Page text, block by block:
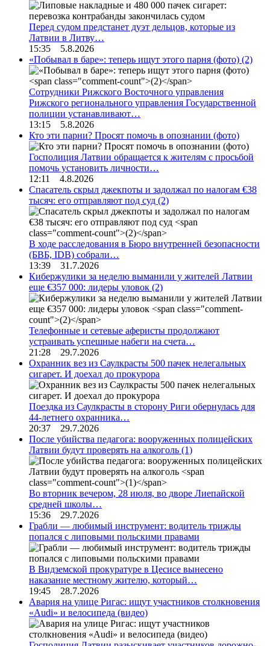
Перед судом предстанет дуэт дельцов, которые из
Латвии в Литву…
15:35 5.8.2026
«Побывал в баре»: теперь ищут этого парня (фото) (2)
Сотрудники Рижского Восточного управления
Рижского регионального управления Государственной
полиции устанавливают…
13:15 5.8.2026
Кто эти парни? Просят помочь в опознании (фото)
Госполиция Латвии обращается к жителям с просьбой
помочь установить личности…
12:11 4.8.2026
Спасатель скрыл джекпоты и задолжал по налогам €38
тысяч: его отправляют под суд (2)
В ходе расследования в Бюро внутренней безопасности
(БВБ, IDB) собрали…
13:39 31.7.2026
Кибержулики за неделю выманили у жителей Латвии
еще €357 000: лидеры уловок (2)
Телефонные и сетевые аферисты продолжают
устраивать успешные набеги на счета…
21:28 29.7.2026
Охранник вез из Саулкрасты 500 пачек нелегальных
сигарет. И доехал до прокурора
Поездка из Саулкрасты в сторону Риги обернулась для
44-летнего охранника…
20:37 29.7.2026
После убийства педагога: вооруженных полицейских
Латвии будут проверять на алкоголь (1)
Во вторник вечером, 28 июля, во дворе Лиепайской
средней школы…
15:36 29.7.2026
Грабли — любимый инструмент: водитель трижды
попался с липовыми польскими правами
В Видземской прокуратуре в Цесисе вынесено
наказание местному жителю, который…
19:45 28.7.2026
Авария на улице Ригас: ищут участников столкновения
«Audi» и велосипеда (видео)